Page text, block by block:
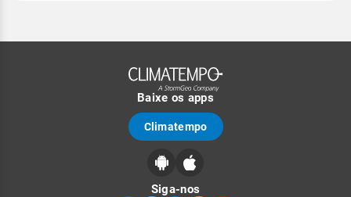
Baixe os apps
Climatempo
Siga-nos